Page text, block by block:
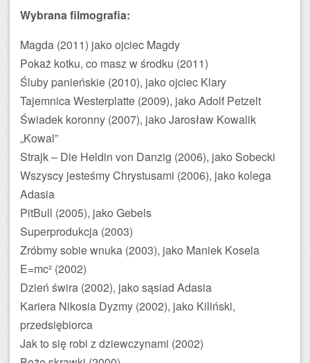
Wybrana filmografia:
Magda (2011) jako ojciec Magdy
Pokaż kotku, co masz w środku (2011)
Śluby panieńskie (2010), jako ojciec Klary
Tajemnica Westerplatte (2009), jako Adolf Petzelt
Świadek koronny (2007), jako Jarosław Kowalik
„Kowal”
Strajk – Die Heldin von Danzig (2006), jako Sobecki
Wszyscy jesteśmy Chrystusami (2006), jako kolega
Adasia
PitBull (2005), jako Gebels
Superprodukcja (2003)
Zróbmy sobie wnuka (2003), jako Maniek Kosela
E=mc² (2002)
Dzień świra (2002), jako sąsiad Adasia
Kariera Nikosia Dyzmy (2002), jako Kiliński,
przedsiębiorca
Jak to się robi z dziewczynami (2002)